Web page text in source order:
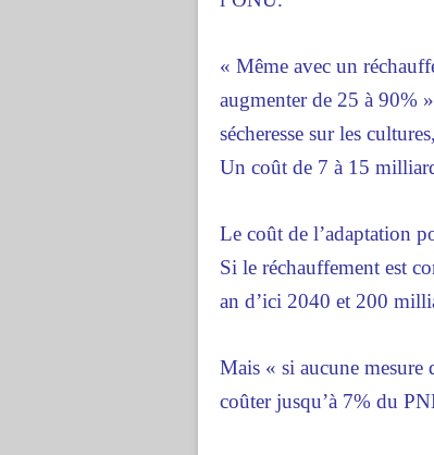
« Même avec un
augmenter de 25 à 90%
sécheresse sur les
Un coût de 7 à 15
Le coût de l’adaptation
Si le réchauffement est
an d’ici 2040 et 200
Mais « si aucune mesure
coûter jusqu’à 7% du